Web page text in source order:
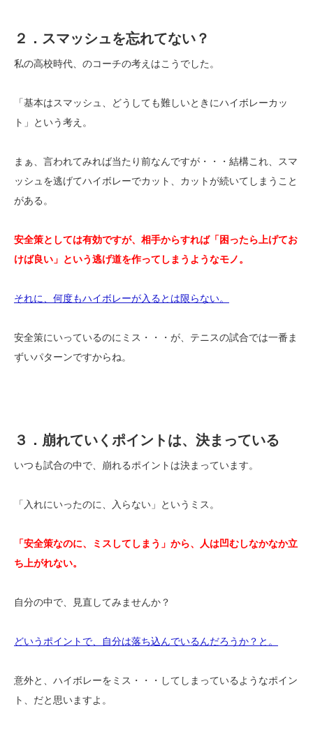
２．スマッシュを忘れてない？
私の高校時代、のコーチの考えはこうでした。
「基本はスマッシュ、どうしても難しいときにハイボレーカッ
ト」という考え。
まぁ、言われてみれば当たり前なんですが・・・結構これ、スマ
ッシュを逃げてハイボレーでカット、カットが続いてしまうこと
がある。
安全策としては有効ですが、相手からすれば「困ったら上げてお
けば良い」という逃げ道を作ってしまうようなモノ。
それに、何度もハイボレーが入るとは限らない。
安全策にいっているのにミス・・・が、テニスの試合では一番ま
ずいパターンですからね。
３．崩れていくポイントは、決まっている
いつも試合の中で、崩れるポイントは決まっています。
「入れにいったのに、入らない」というミス。
「安全策なのに、ミスしてしまう」から、人は凹むしなかなか立
ち上がれない。
自分の中で、見直してみませんか？
どいうポイントで、自分は落ち込んでいるんだろうか？と。
意外と、ハイボレーをミス・・・してしまっているようなポイン
ト、だと思いますよ。